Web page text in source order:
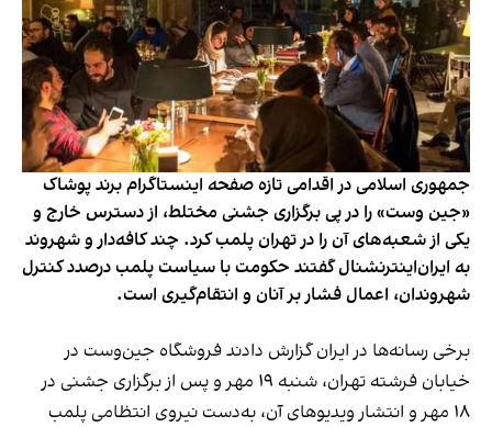
جمهوری اسلامی در اقدامی تازه صفحه اینستاگرام برند پوشاک
«جین وست» را در پی برگزاری جشنی مختلط، از دسترس خارج و
یکی از شعبه‌های آن را در تهران پلمب کرد. چند کافه‌‌دار و شهروند
به ایران‌اینترنشنال گفتند حکومت با سیاست پلمب درصدد کنترل
شهروندان، اعمال فشار بر آنان و انتقام‌گیری است.
برخی رسانه‌ها در ایران گزارش دادند فروشگاه جین‌وست در
خیابان فرشته تهران، شنبه ۱۹ مهر و پس از برگزاری جشنی در
۱۸ مهر و انتشار ویدیوهای آن، به‌دست نیروی انتظامی پلمب